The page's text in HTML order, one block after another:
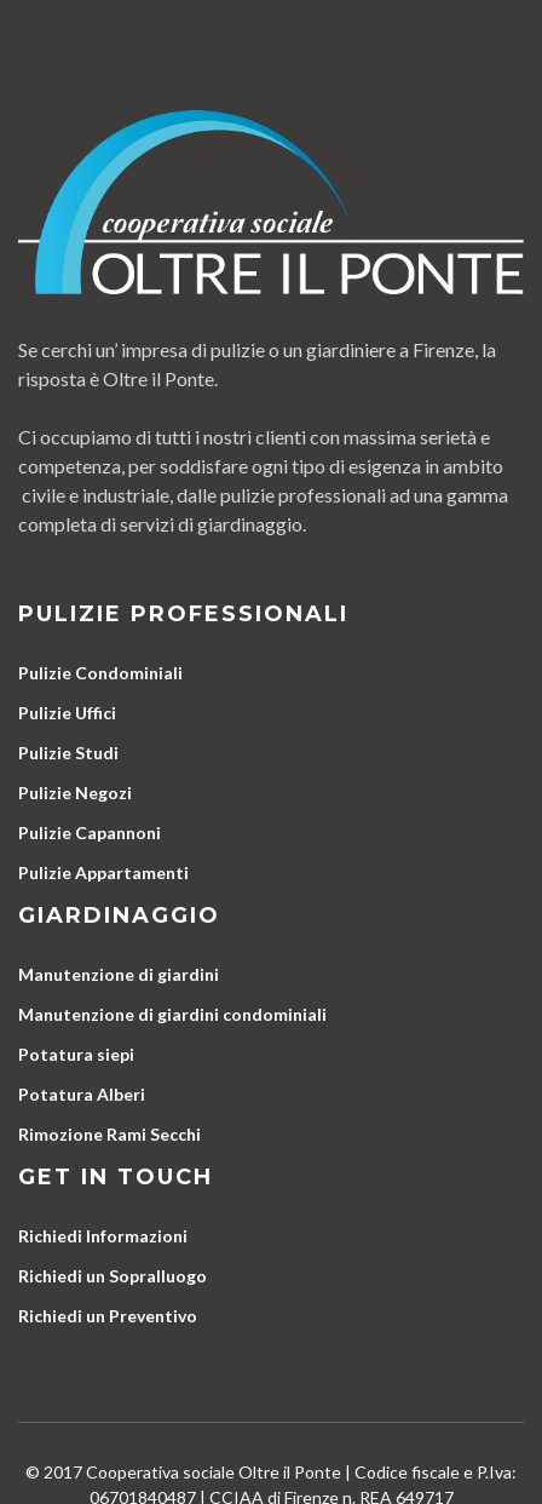
Se cerchi un’ impresa di pulizie o un giardiniere a Firenze, la
risposta è Oltre il Ponte.
Ci occupiamo di tutti i nostri clienti con massima serietà e
competenza, per soddisfare ogni tipo di esigenza in ambito
civile e industriale, dalle pulizie professionali ad una gamma
completa di servizi di giardinaggio.
PULIZIE PROFESSIONALI
Pulizie Condominiali
Pulizie Uffici
Pulizie Studi
Pulizie Negozi
Pulizie Capannoni
Pulizie Appartamenti
GIARDINAGGIO
Manutenzione di giardini
Manutenzione di giardini condominiali
Potatura siepi
Potatura Alberi
Rimozione Rami Secchi
GET IN TOUCH
Richiedi Informazioni
Richiedi un Sopralluogo
Richiedi un Preventivo
© 2017 Cooperativa sociale Oltre il Ponte | Codice fiscale e P.Iva:
06701840487 | CCIAA di Firenze n. REA 649717